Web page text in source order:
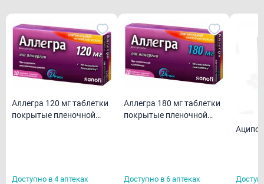
Аллегра 120 мг таблетки
покрытые пленочной
Доступно в 4 аптеках
Аллегра 180 мг таблетки
покрытые пленочной
Доступно в 6 аптеках